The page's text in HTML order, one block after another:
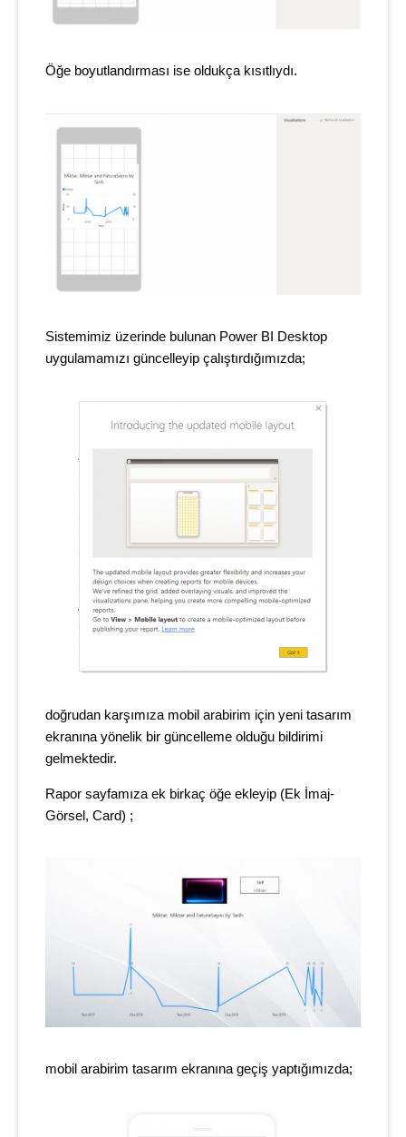
Öğe boyutlandırması ise oldukça kısıtlıydı.
Sistemimiz üzerinde bulunan Power BI Desktop
uygulamamızı güncelleyip çalıştırdığımızda;
doğrudan karşımıza mobil arabirim için yeni tasarım
ekranına yönelik bir güncelleme olduğu bildirimi
gelmektedir.
Rapor sayfamıza ek birkaç öğe ekleyip (Ek İmaj-
Görsel, Card) ;
mobil arabirim tasarım ekranına geçiş yaptığımızda;